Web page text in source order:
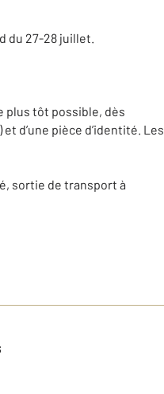
du 27-28 juillet.
plus tôt possible, dès
d’une pièce d’identité. Les
sortie de transport à